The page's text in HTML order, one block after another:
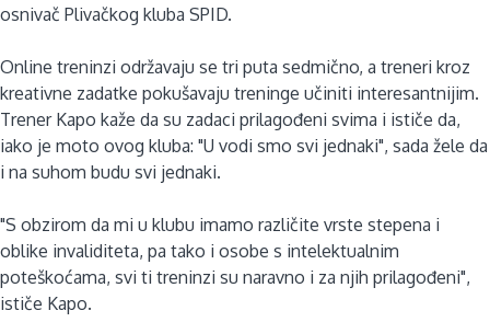
osnivač Plivačkog kluba SPID.
Online treninzi održavaju se tri puta sedmično, a treneri kroz
kreativne zadatke pokušavaju treninge učiniti interesantnijim.
Trener Kapo kaže da su zadaci prilagođeni svima i ističe da,
iako je moto ovog kluba: "U vodi smo svi jednaki", sada žele da
i na suhom budu svi jednaki.
"S obzirom da mi u klubu imamo različite vrste stepena i
oblike invaliditeta, pa tako i osobe s intelektualnim
poteškoćama, svi ti treninzi su naravno i za njih prilagođeni",
ističe Kapo.